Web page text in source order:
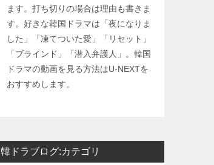
ます。打ち切りの場合は理由も書きま
す。好きな韓国ドラマは「夜になりま
した」「凍てついた愛」「リセット」
「ブラインド」「潜入弁護人」。韓国
ドラマの動画を見る方法はU-NEXTを
おすすめします。
韓ドラブログ:カテゴリ